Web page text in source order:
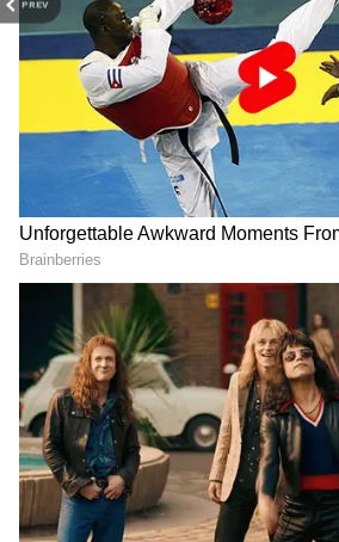
PREV
பலரும் தனது ஜனநாயக
வெளியூர் மற்றும்
வரும் நிலையில்
பேச்சுக்கு எதிர்ப்பு
உள்ளது. நெட்டிசன்கள்
விதமான கருத்துக்களை
ஜோதிகாவுக்கு எதிராக
வருகின்றனர். இதுகுறித்து
ஒருவர், தேர்தல் ஓட்ட
நினைச்சிட்டு போல... வருடா
RECOMMENDED STORIES